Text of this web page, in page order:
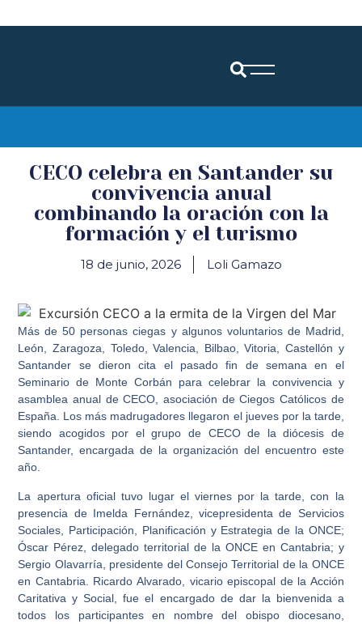
CECO celebra en Santander su
convivencia anual
combinando la oración con la
formación y el turismo
18 de junio, 2026 Loli Gamazo
Más de 50 personas ciegas y algunos voluntarios de Madrid,
León, Zaragoza, Toledo, Valencia, Bilbao, Vitoria, Castellón y
Santander se dieron cita el pasado fin de semana en el
Seminario de Monte Corbán para celebrar la convivencia y
asamblea anual de CECO, asociación de Ciegos Católicos de
España. Los más madrugadores llegaron el jueves por la tarde,
siendo acogidos por el grupo de CECO de la diócesis de
Santander, encargada de la organización del encuentro este
año.
La apertura oficial tuvo lugar el viernes por la tarde, con la
presencia deImelda Fernández, vicepresidenta de Servicios
Sociales, Participación, Planificación y Estrategia de la ONCE;
Óscar Pérez , delegado territorial de la ONCE en Cantabria; y
Sergio Olavarría , presidente del Consejo Territorial de la ONCE
en Cantabria. Ricardo Alvarado, vicario episcopal de la Acción
Caritativa y Social, fue el encargado de dar la bienvenida a
todos los participantes en nombre del obispo diocesano,